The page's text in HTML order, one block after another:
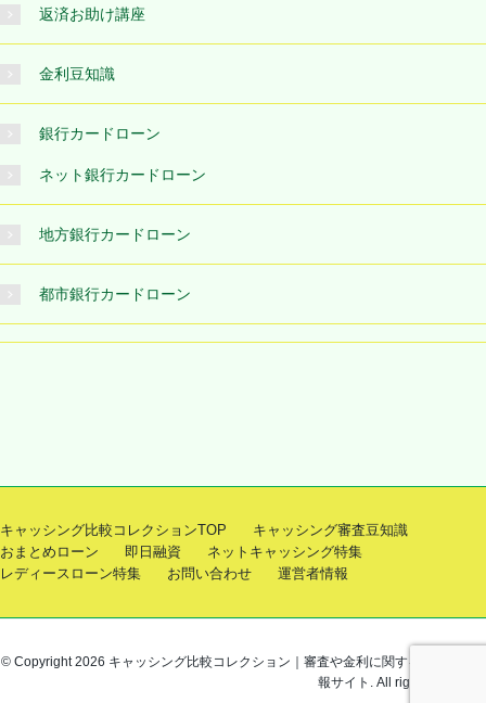
返済お助け講座
金利豆知識
銀行カードローン
ネット銀行カードローン
地方銀行カードローン
都市銀行カードローン
キャッシング比較コレクションTOP
キャッシング審査豆知識
おまとめローン
即日融資
ネットキャッシング特集
レディースローン特集
お問い合わせ 運営者情報
© Copyright 2026 キャッシング比較コレクション｜審査や金利に関するお役立ち情
報サイト. All rights reserved.